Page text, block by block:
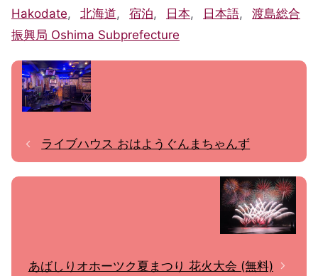
Hakodate, 北海道, 宿泊, 日本, 日本語,
渡島総合
振興局 Oshima Subprefecture
ライブハウス おはようぐんまちゃんず
あばしりオホーツク夏まつり 花火大会 (無料)